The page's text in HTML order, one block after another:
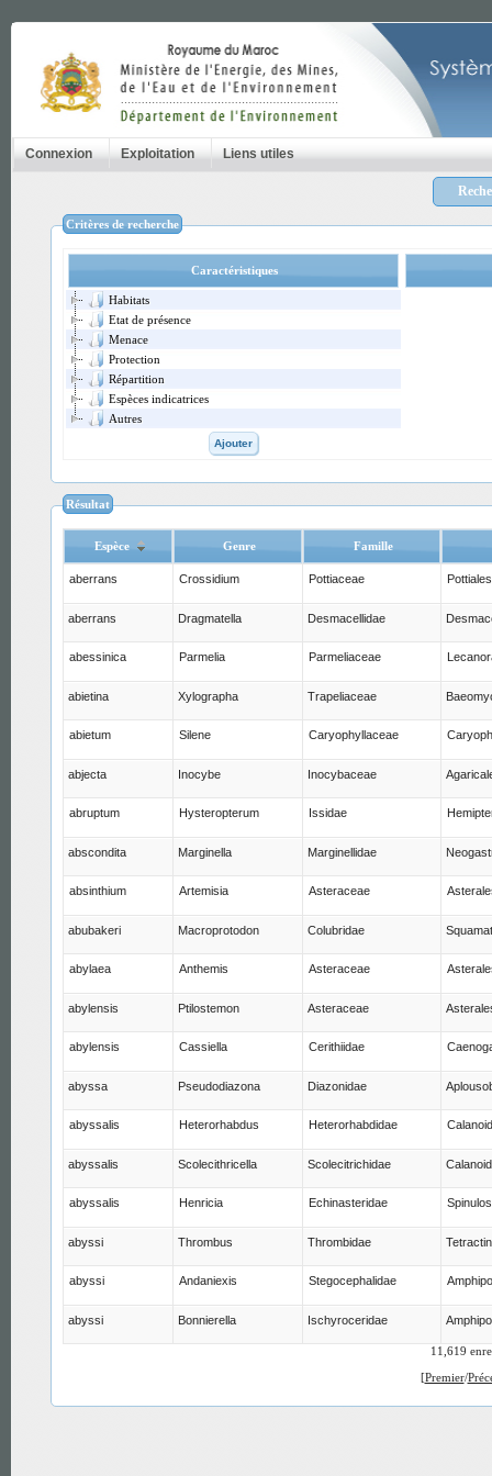
Connexion Exploitation Liens utiles
Critères de recherche
Caractéristiques
Habitats
Etat de présence
Menace
Protection
Répartition
Espèces indicatrices
Autres
Ajouter
Résultat
Espèce Genre Famille
aberrans Crossidium Pottiaceae Pottiales
aberrans Dragmatella Desmacellidae
abessinica Parmelia Parmeliaceae
abietina Xylographa Trapeliaceae
abietum Silene Caryophyllaceae
abjecta Inocybe Inocybaceae
abruptum Hysteropterum Issidae
abscondita Marginella Marginellidae
absinthium Artemisia Asteraceae
abubakeri Macroprotodon Colubridae
abylaea Anthemis Asteraceae
abylensis Ptilostemon Asteraceae
abylensis Cassiella Cerithiidae
abyssa Pseudodiazona Diazonidae
abyssalis Heterorhabdus Heterorhabdidae
abyssalis Scolecithricella Scolecitrichidae
abyssalis Henricia Echinasteridae
abyssi Thrombus Thrombidae
abyssi Andaniexis Stegocephalidae
abyssi Bonnierella Ischyroceridae
11,619
[Premier/